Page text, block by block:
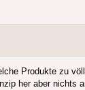
Produkte zu
her aber nichts